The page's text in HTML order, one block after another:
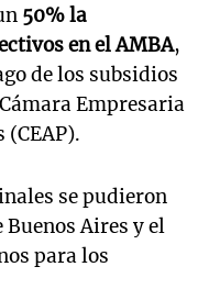
50% la
en el AMBA,
de los subsidios
Empresaria
se pudieron
Buenos Aires y el
para los